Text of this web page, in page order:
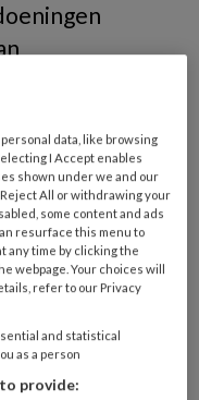
data, like browsing
I Accept enables
shown under we and our
All or withdrawing your
some content and ads
resurface this menu to
any time by clicking the
webpage. Your choices will
refer to our Privacy
and statistical
as a person
provide: